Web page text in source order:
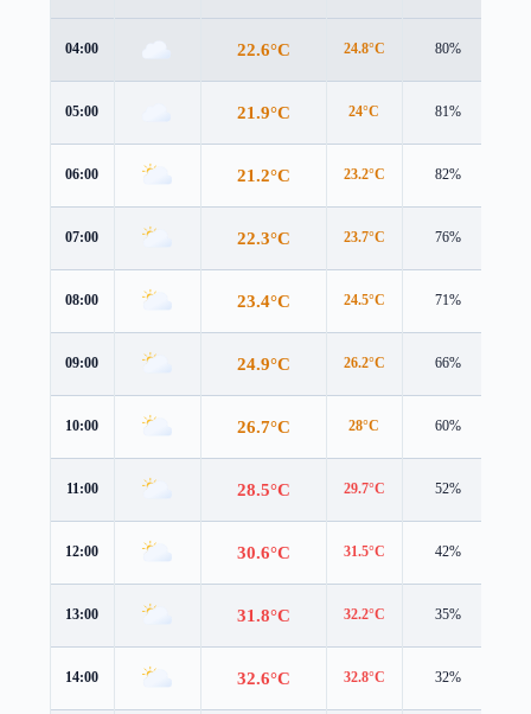
04:00 22.6°C 24.8°C 80%
05:00 21.9°C 24°C 81%
06:00 21.2°C 23.2°C 82%
07:00 22.3°C 23.7°C 76%
08:00 23.4°C 24.5°C 71%
09:00 24.9°C 26.2°C 66%
10:00 26.7°C 28°C 60%
11:00 28.5°C 29.7°C 52%
12:00 30.6°C 31.5°C 42%
13:00 31.8°C 32.2°C 35%
14:00 32.6°C 32.8°C 32%